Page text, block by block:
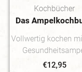
Kochbücher
Das
Vollwertig kochen
€12,95